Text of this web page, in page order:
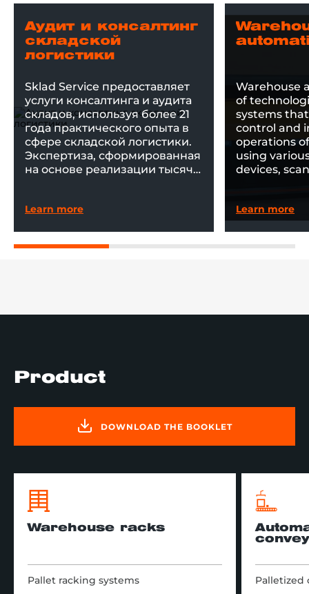
Аудит и консалтинг
складской
логистики
Sklad Service предоставляет
услуги консалтинга и аудита
складов, используя более 21
года практического опыта в
сфере складской логистики.
Экспертиза, сформированная
на основе реализации тысяч
оптимизации складских
рационального
Learn more
Warehouse
of
systems
control and
operations
using
devices,
Learn more
Product
DOWNLOAD THE BOOKLET
Warehouse racks
Pallet racking systems Palletized